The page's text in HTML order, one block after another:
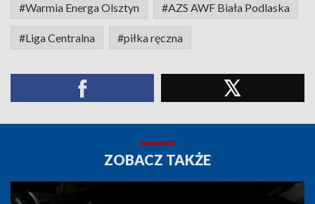
#Warmia Energa Olsztyn #AZS AWF Biała Podlaska
#Liga Centralna #piłka ręczna
ZOBACZ TAKŻE